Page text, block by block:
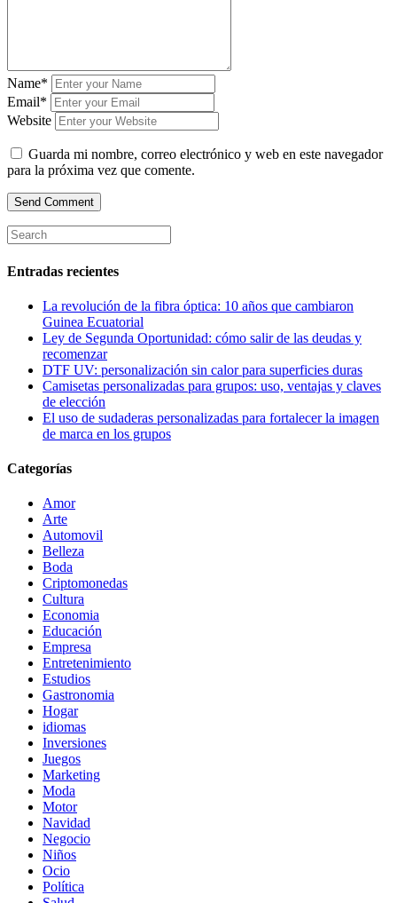
Name*
Email*
Website
Guarda mi nombre, correo electrónico y web en este navegador
para la próxima vez que comente.
Entradas recientes
La revolución de la fibra óptica: 10 años que cambiaron
Guinea Ecuatorial
Ley de Segunda Oportunidad: cómo salir de las deudas y
recomenzar
DTF UV: personalización sin calor para superficies duras
Camisetas personalizadas para grupos: uso, ventajas y claves
de elección
El uso de sudaderas personalizadas para fortalecer la imagen
de marca en los grupos
Categorías
Amor
Arte
Automovil
Belleza
Boda
Criptomonedas
Cultura
Economia
Educación
Empresa
Entretenimiento
Estudios
Gastronomia
Hogar
idiomas
Inversiones
Juegos
Marketing
Moda
Motor
Navidad
Negocio
Niños
Ocio
Política